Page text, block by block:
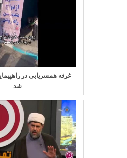
غرفه همسریابی در
شد